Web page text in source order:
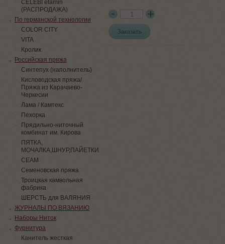
Заказать
СELEBI etamin
(РАСПРОДАЖА)
По германской технологии
COLOR CITY
VITA
Кролик
Российская пряжа
Синтепух (наполнитель)
Кисловодская пряжа/
Пряжа из Карачаево-
Черкесии
Лама / Камтекс
Пехорка
Прядильно-ниточный
комбинат им. Кирова
ПЯТКА,
МОЧАЛКА,ШНУР,ПАЙЕТКИ
СЕАМ
Семеновская пряжа
Троицкая камвольная
фабрика
ШЕРСТЬ для ВАЛЯНИЯ
ЖУРНАЛЫ ПО ВЯЗАНИЮ
Наборы Ниток
Фурнитура
Канитель жесткая